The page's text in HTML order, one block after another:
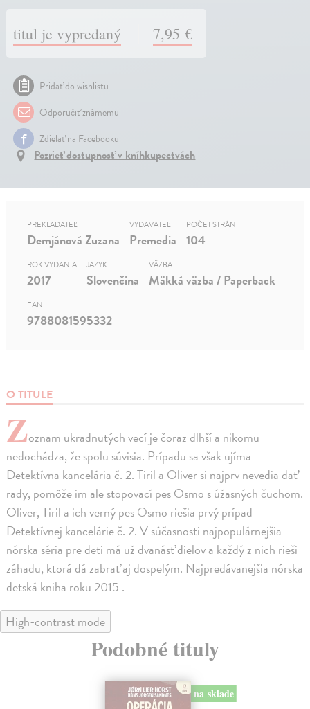
titul je vypredaný 7,95 €
Pridať do wishlistu
Odporučiť známemu
Zdielať na Facebooku
Pozrieť dostupnosť v kníhkupectvách
O TITULE
Zoznam ukradnutých vecí je čoraz dlhší a nikomu
nedochádza, že spolu súvisia. Prípadu sa však ujíma
Detektívna kancelária č. 2. Tiril a Oliver si najprv nevedia dať
rady, pomôže im ale stopovací pes Osmo s úžasných čuchom.
Oliver, Tiril a ich verný pes Osmo riešia prvý prípad
Detektívnej kancelárie č. 2. V súčasnosti najpopulárnejšia
nórska séria pre deti má už dvanásť dielov a každý z nich rieši
záhadu, ktorá dá zabrať aj dospelým. Najpredávanejšia nórska
detská kniha roku 2015 .
PREKLADATEĽ
Demjánová Zuzana
VYDAVATEĽ
Premedia
POČET STRÁN
104
ROK VYDANIA
2017
JAZYK
Slovenčina
VÄZBA
Mäkká väzba / Paperback
EAN
9788081595332
High-contrast mode
Podobné tituly
na sklade